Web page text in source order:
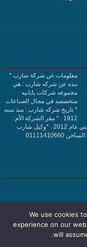
معلومات عن شركة شارب *
نبذه عن شركه شارب : هي
مجموعه شركات يابانيه
متخصصه في مجال الصناعات
* تاريخ شركه شارب : منذ سنه
1912 . * مقر الشركة الأم :
داخل مدنيه طوكيو . * عدد الموظفين بالشركة : 55580 حتي عام 2012 . *وكيل شارب
فريجيدير
We use cookies
experience on our
will